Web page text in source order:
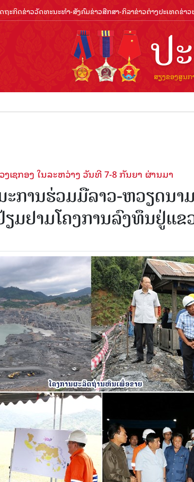
ຖະກິດຂ່າວວັດທະນະທຳ-ສັງຄົມຂ່າວສືກສາ-ກິລາຂ່າວຕ່າງປະເທດຂ່າ
ເຊກອງ ໃນລະຫວ່າງ ວັນທີ 7-8 ກັນຍາ ຜ່ານມາ
ການຮ່ວ​ມມືລາວ-ຫວຽດ​ນາ
ມ​ຢາມໂຄງ​ການ​ລົງ​ທຶນຢູ່​ແຂ